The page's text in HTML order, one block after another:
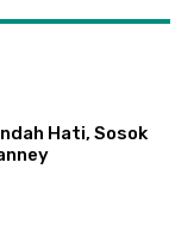
Hati, Sosok